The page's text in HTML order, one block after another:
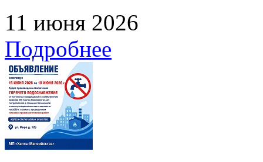
11 июня 2026
Подробнее